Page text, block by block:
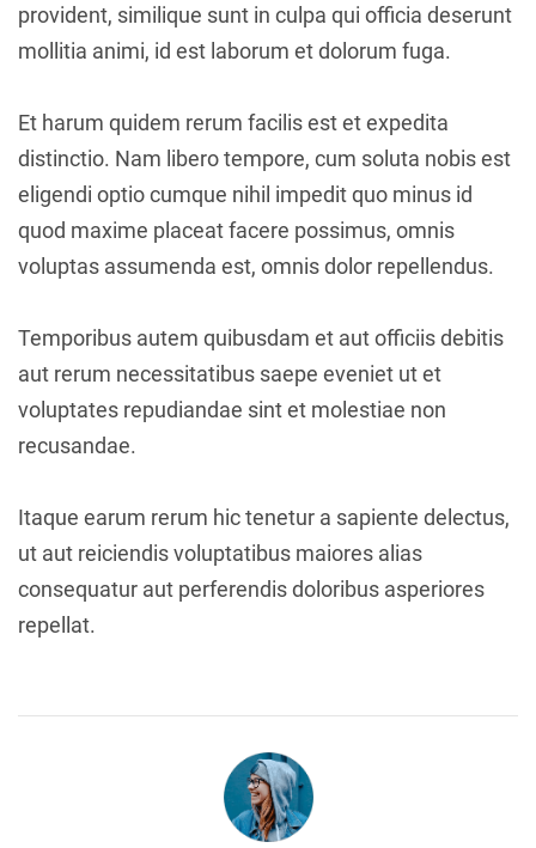
provident, similique sunt in culpa qui officia deserunt
mollitia animi, id est laborum et dolorum fuga.
Et harum quidem rerum facilis est et expedita
distinctio. Nam libero tempore, cum soluta nobis est
eligendi optio cumque nihil impedit quo minus id
quod maxime placeat facere possimus, omnis
voluptas assumenda est, omnis dolor repellendus.
Temporibus autem quibusdam et aut officiis debitis
aut rerum necessitatibus saepe eveniet ut et
voluptates repudiandae sint et molestiae non
recusandae.
Itaque earum rerum hic tenetur a sapiente delectus,
ut aut reiciendis voluptatibus maiores alias
consequatur aut perferendis doloribus asperiores
repellat.